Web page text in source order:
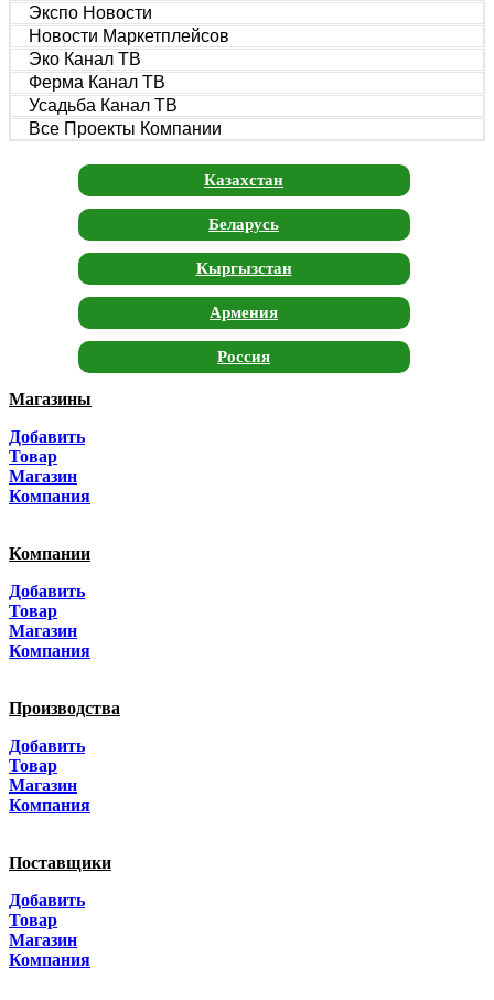
Экспо Новости
Новости Маркетплейсов
Эко Канал ТВ
Ферма Канал ТВ
Усадьба Канал ТВ
Все Проекты Компании
Казахстан
Беларусь
Кыргызстан
Армения
Россия
Магазины
Добавить
Товар
Магазин
Компания
Компании
Добавить
Товар
Магазин
Компания
Производства
Добавить
Товар
Магазин
Компания
Поставщики
Добавить
Товар
Магазин
Компания